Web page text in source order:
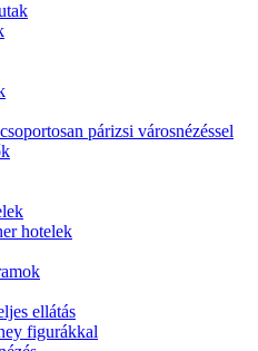
párizsi városnézéssel
hotelek
ellátás
figurákkal